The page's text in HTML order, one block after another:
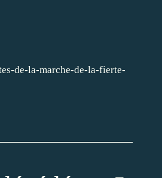
de-la-marche-de-la-fierte-